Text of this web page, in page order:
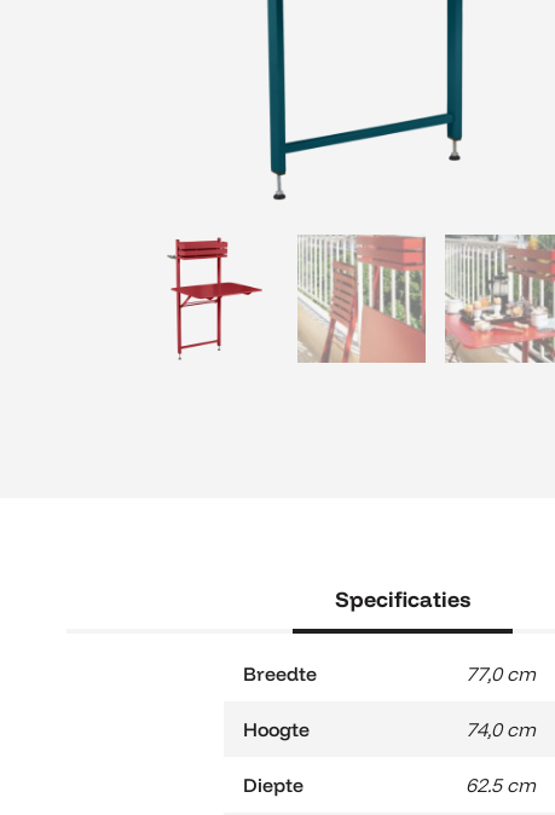
Specificaties
Breedte 77,0 cm
Hoogte 74,0 cm
Diepte 62.5 cm